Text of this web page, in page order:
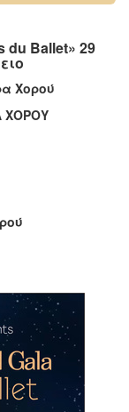
du Βallet» 29
Χορού
ΧΟΡΟΥ